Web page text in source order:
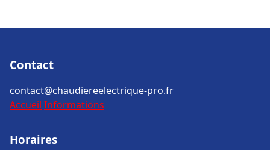
Contact
contact@chaudiereelectrique-pro.fr
Accueil Informations
Horaires